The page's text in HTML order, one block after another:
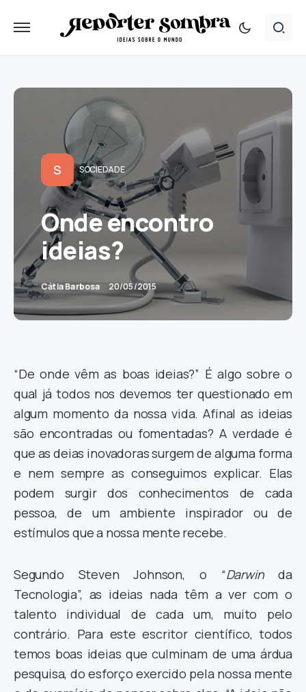
S SOCIEDADE
Onde encontro
ideias?
Cátia Barbosa 20/05/2015
“De onde vêm as boas ideias?” É algo sobre o
qual já todos nos devemos ter questionado em
algum momento da nossa vida. Afinal as ideias
são encontradas ou fomentadas? A verdade é
que as deias inovadoras surgem de alguma forma
e nem sempre as conseguimos explicar. Elas
podem surgir dos conhecimentos de cada
pessoa, de um ambiente inspirador ou de
estímulos que a nossa mente recebe.
Segundo Steven Johnson, o “Darwinda
Tecnologia”, as ideias nada têm a ver com o
talento individual de cada um, muito pelo
contrário. Para este escritor científico, todos
temos boas ideias que culminam de uma árdua
pesquisa, do esforço exercido pela nossa mente